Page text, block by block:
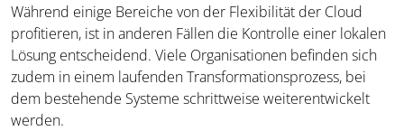
Während einige Bereiche von der Flexibilität der Cloud
profitieren, ist in anderen Fällen die Kontrolle einer lokalen
Lösung entscheidend. Viele Organisationen befinden sich
zudem in einem laufenden Transformationsprozess, bei
dem bestehende Systeme schrittweise weiterentwickelt
werden.